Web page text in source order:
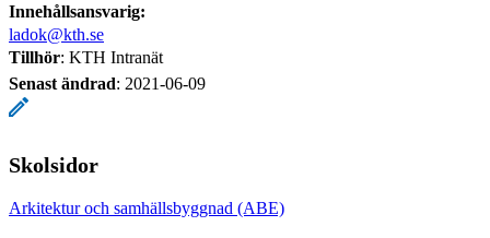
Innehållsansvarig:
ladok@kth.se
Tillhör: KTH Intranät
Senast ändrad: 2021-06-09
Skolsidor
Arkitektur och samhällsbyggnad (ABE)